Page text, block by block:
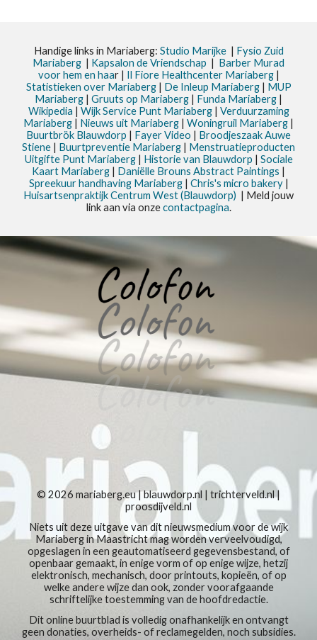
Handige links in Mariaberg: Studio Marijke | Fysio Zuid
Mariaberg | Kapsalon de Vriendschap | Barber Murad
voor hem en haar | Il Fiore Healthcenter Mariaberg|
Statistieken over Mariaberg| De Inleup Mariaberg| MUP
Mariaberg | Gruuts op Mariaberg | Funda Mariaberg |
Wikipedia | Wijk Service PuntMariaberg| Verduurzaming
Mariaberg | Nieuws uit Mariaberg | Woningruil Mariaberg |
Buurtbrök Blauwdorp | Fayer Video | Broodjeszaak Auwe
Stiene | Buurtpreventie Mariaberg | Menstruatieproducten
Uitgifte Punt Mariaberg| Historie van Blauwdorp | Sociale
Kaart Mariaberg | Daniëlle Brouns Abstract Paintings |
Spreekuur handhaving Mariaberg| Chris's micro bakery|
Huisartsenpraktijk Centrum West (Blauwdorp) | Meld jouw
link aan via onzecontactpagina.
© 2026 mariaberg.eu|blauwdorp.nl | trichterveld.nl|
proosdijveld.nl
Niets uit deze uitgave van dit nieuwsmedium voor de wijk
Mariaberg in Maastricht mag worden verveelvoudigd,
opgeslagen in een geautomatiseerd gegevensbestand, of
openbaar gemaakt, in enige vorm of op enige wijze, hetzij
elektronisch, mechanisch, door printouts, kopieën, of op
welke andere wijze dan ook, zonder voorafgaande
schriftelijke toestemming van de hoofdredactie.
Dit online buurtblad is volledig onafhankelijk en ontvangt
geen donaties, overheids- of reclamegelden, noch subsidies.